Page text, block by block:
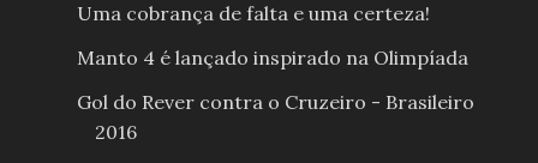
Uma cobrança de falta e uma certeza!
Manto 4 é lançado inspirado na Olimpíada
Gol do Rever contra o Cruzeiro - Brasileiro
2016